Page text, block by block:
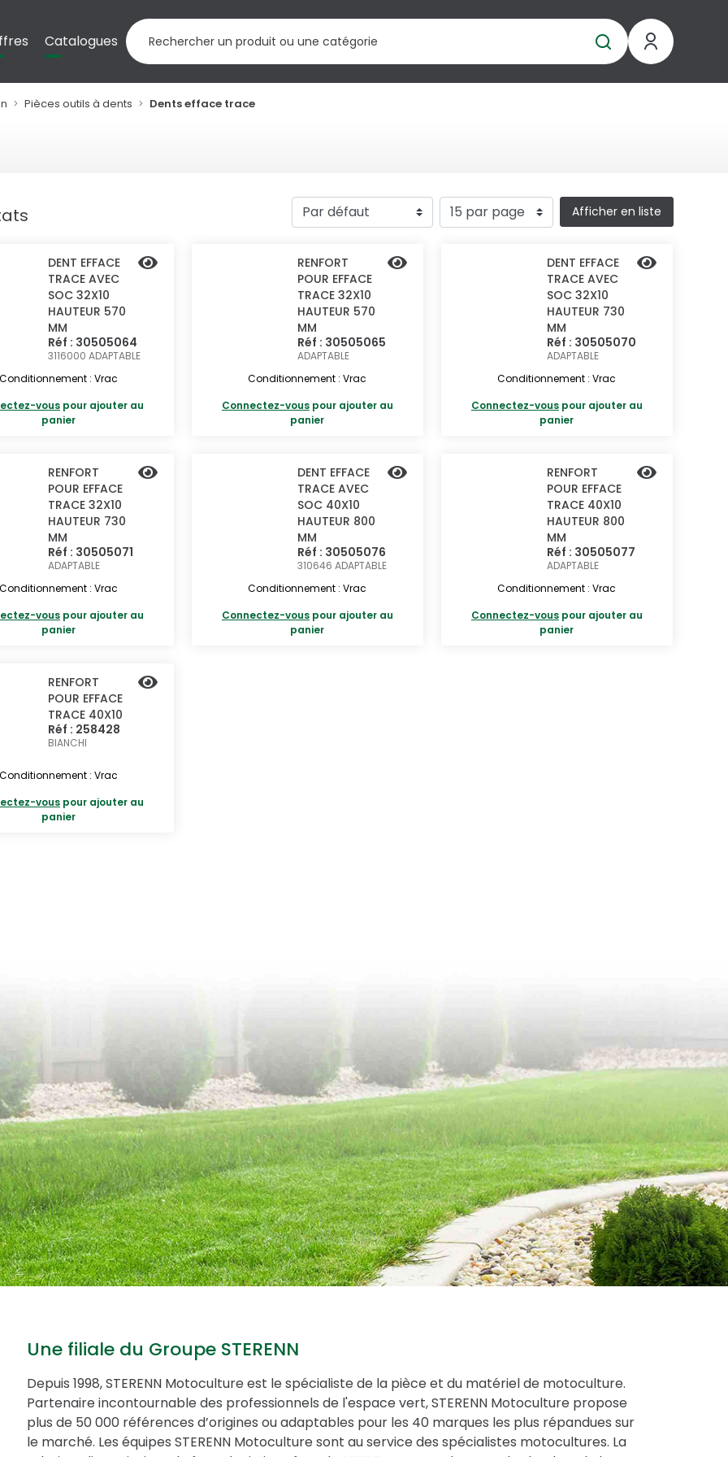
Catalogues
Pièces outils à dents Dents efface trace
Afficher en liste
DENT EFFACE
TRACE AVEC
SOC 32X10
HAUTEUR 570
MM
Réf : 30505064
3116000ADAPTABLE
: Vrac
vous pour ajouter au
panier
RENFORT
POUR EFFACE
TRACE 32X10
HAUTEUR 570
MM
Réf : 30505065
ADAPTABLE
Conditionnement : Vrac
Connectez-vouspour ajouter au
panier
DENT EFFACE
TRACE AVEC
SOC 32X10
HAUTEUR 730
MM
Réf : 30505070
ADAPTABLE
Conditionnement : Vrac
Connectez-vouspour ajouter au
panier
RENFORT
POUR EFFACE
TRACE 32X10
HAUTEUR 730
MM
Réf : 30505071
ADAPTABLE
: Vrac
vous pour ajouter au
panier
DENT EFFACE
TRACE AVEC
SOC 40X10
HAUTEUR 800
MM
Réf : 30505076
310646 ADAPTABLE
Conditionnement : Vrac
Connectez-vouspour ajouter au
panier
RENFORT
POUR EFFACE
TRACE 40X10
HAUTEUR 800
MM
Réf : 30505077
ADAPTABLE
Conditionnement : Vrac
Connectez-vouspour ajouter au
panier
RENFORT
POUR EFFACE
TRACE 40X10
Réf : 258428
BIANCHI
: Vrac
vous pour ajouter au
panier
Une filiale du Groupe STERENN
Depuis 1998, STERENN Motoculture est le spécialiste de la pièce et du matériel de motoculture.
Partenaire incontournable des professionnels de l'espace vert, STERENN Motoculture propose
plus de 50 000 références d’origines ou adaptables pour les 40 marques les plus répandues sur
le marché. Les équipes STERENN Motoculture sont au service des spécialistes motocultures. La